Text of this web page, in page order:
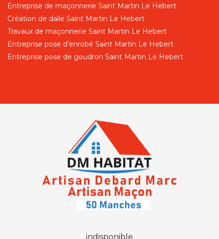
Entreprise de maçonnerie Saint Martin Le Hebert
Création de dalle Saint Martin Le Hebert
Travaux de maçonnerie Saint Martin Le Hebert
Entreprise pose d'enrobé Saint Martin Le Hebert
Entreprise pose de goudron Saint Martin Le Hebert
indisponible